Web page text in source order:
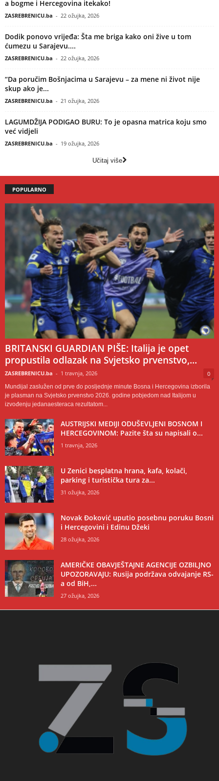
a bogme i Hercegovina itekako!
ZASREBRENICU.ba - 22 ožujka, 2026
Dodik ponovo vrijeđa: Šta me briga kako oni žive u tom
ćumezu u Sarajevu....
ZASREBRENICU.ba - 22 ožujka, 2026
“Da poručim Bošnjacima u Sarajevu – za mene ni život nije
skup ako je...
ZASREBRENICU.ba - 21 ožujka, 2026
LAGUMDŽIJA PODIGAO BURU: To je opasna matrica koju smo
već vidjeli
ZASREBRENICU.ba - 19 ožujka, 2026
Učitaj više
POPULARNO
BRITANSKI GUARDIAN PIŠE: Italija je opet
propustila odlazak na Svjetsko prvenstvo,...
ZASREBRENICU.ba - 1 travnja, 2026 0
Mundijal zaslužen od prve do posljednje minute Bosna i Hercegovina izborila
je plasman na Svjetsko prvenstvo 2026. godine pobjedom nad Italijom u
izvođenju jedanaesteraca rezultatom...
AUSTRIJSKI MEDIJI ODUŠEVLJENI BOSNOM I
HERCEGOVINOM: Pazite šta su napisali o...
1 travnja, 2026
U Zenici besplatna hrana, kafa, kolači,
parking i turistička tura za...
31 ožujka, 2026
Novak Đoković uputio posebnu poruku Bosni
i Hercegovini i Edinu Džeki
28 ožujka, 2026
AMERIČKE OBAVJEŠTAJNE AGENCIJE OZBILJNO
UPOZORAVAJU: Rusija podržava odvajanje RS-
a od BiH,...
27 ožujka, 2026